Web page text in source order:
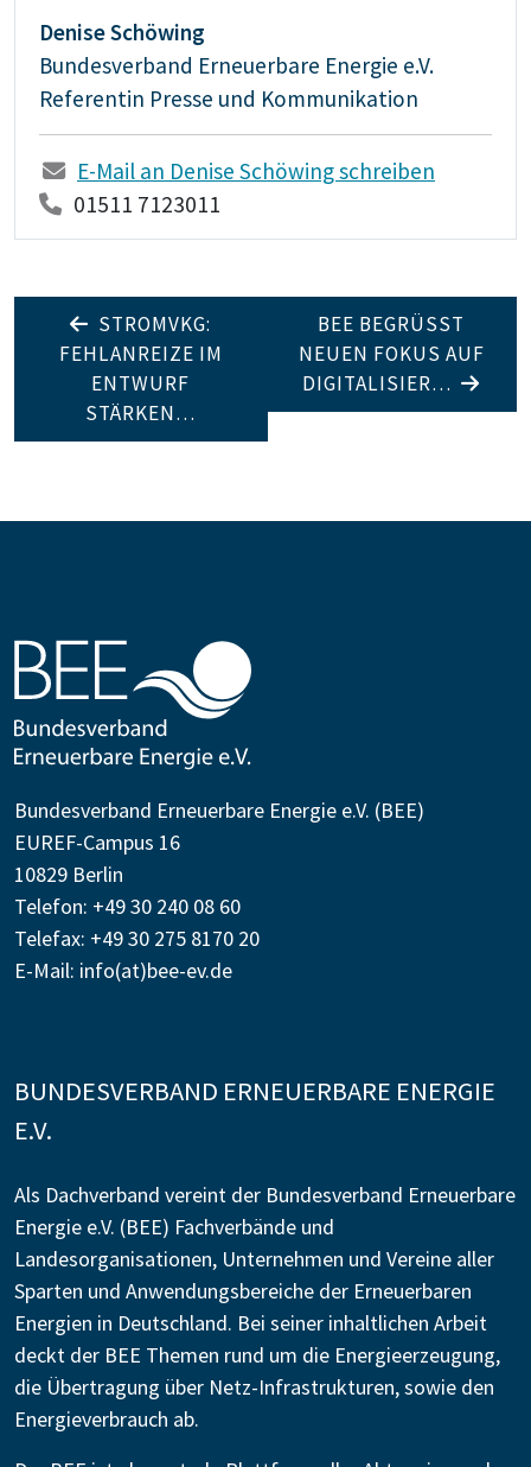
Denise Schöwing
Bundesverband Erneuerbare Energie e.V.
Referentin Presse und Kommunikation
E-Mail an Denise Schöwing schreiben
01511 7123011
STROMVKG:
FEHLANREIZE IM
ENTWURF
STÄRKEN…
BEE BEGRÜSST N
EUEN FOKUS AUF D
IGITALISIER…
Bundesverband Erneuerbare Energie e.V. (BEE)
EUREF-Campus 16
10829 Berlin
Telefon: +49 30 240 08 60
Telefax: +49 30 275 8170 20
E-Mail: info(at)bee-ev.de
BUNDESVERBAND ERNEUERBARE ENERGIE
E.V.
Als Dachverband vereint der Bundesverband Erneuerbare
Energie e.V. (BEE) Fachverbände und
Landesorganisationen, Unternehmen und Vereine aller
Sparten und Anwendungsbereiche der Erneuerbaren
Energien in Deutschland. Bei seiner inhaltlichen Arbeit
deckt der BEE Themen rund um die Energieerzeugung,
die Übertragung über Netz-Infrastrukturen, sowie den
Energieverbrauch ab.